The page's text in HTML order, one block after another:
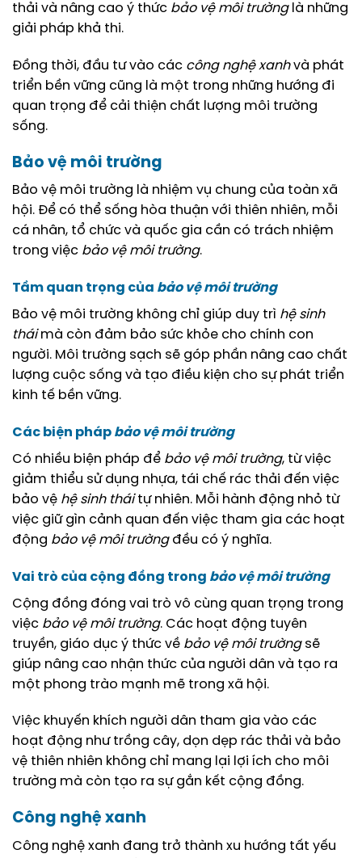
thải và nâng cao ý thức bảo vệ môi trườnglà những
giải pháp khả thi.
Đồng thời, đầu tư vào các công nghệ xanhvà phát
triển bền vững cũng là một trong những hướng đi
quan trọng để cải thiện chất lượng môi trường
sống.
Bảo vệ môi trường
Bảo vệ môi trường là nhiệm vụ chung của toàn xã
hội. Để có thể sống hòa thuận với thiên nhiên, mỗi
cá nhân, tổ chức và quốc gia cần có trách nhiệm
trong việc bảo vệ môi trường.
Tầm quan trọng của bảo vệ môi trường
Bảo vệ môi trường không chỉ giúp duy trì hệ sinh
tháimà còn đảm bảo sức khỏe cho chính con
người. Môi trường sạch sẽ góp phần nâng cao chất
lượng cuộc sống và tạo điều kiện cho sự phát triển
kinh tế bền vững.
Các biện pháp bảo vệ môi trường
Có nhiều biện pháp để bảo vệ môi trường, từ việc
giảm thiểu sử dụng nhựa, tái chế rác thải đến việc
bảo vệ hệ sinh tháitự nhiên. Mỗi hành động nhỏ từ
việc giữ gìn cảnh quan đến việc tham gia các hoạt
động bảo vệ môi trườngđều có ý nghĩa.
Vai trò của cộng đồng trong bảo vệ môi trường
Cộng đồng đóng vai trò vô cùng quan trọng trong
việc bảo vệ môi trường. Các hoạt động tuyên
truyền, giáo dục ý thức về bảo vệ môi trườngsẽ
giúp nâng cao nhận thức của người dân và tạo ra
một phong trào mạnh mẽ trong xã hội.
Việc khuyến khích người dân tham gia vào các
hoạt động như trồng cây, dọn dẹp rác thải và bảo
vệ thiên nhiên không chỉ mang lại lợi ích cho môi
trường mà còn tạo ra sự gắn kết cộng đồng.
Công nghệ xanh
Công nghệ xanh đang trở thành xu hướng tất yếu